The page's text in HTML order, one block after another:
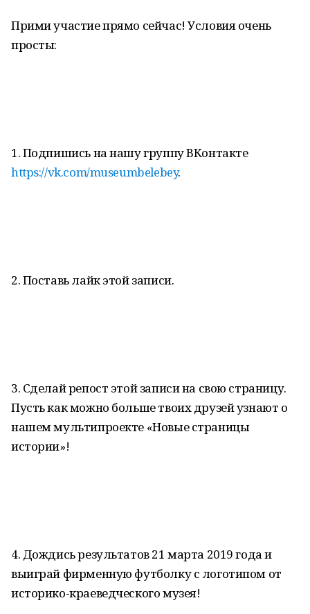
Прими участие прямо сейчас! Условия очень
просты:
1. Подпишись на нашу группу ВКонтакте
https://vk.com/museumbelebey.
2. Поставь лайк этой записи.
3. Сделай репост этой записи на свою страницу.
Пусть как можно больше твоих друзей узнают о
нашем мультипроекте «Новые страницы
истории»!
4. Дождись результатов 21 марта 2019 года и
выиграй фирменную футболку с логотипом от
историко-краеведческого музея!